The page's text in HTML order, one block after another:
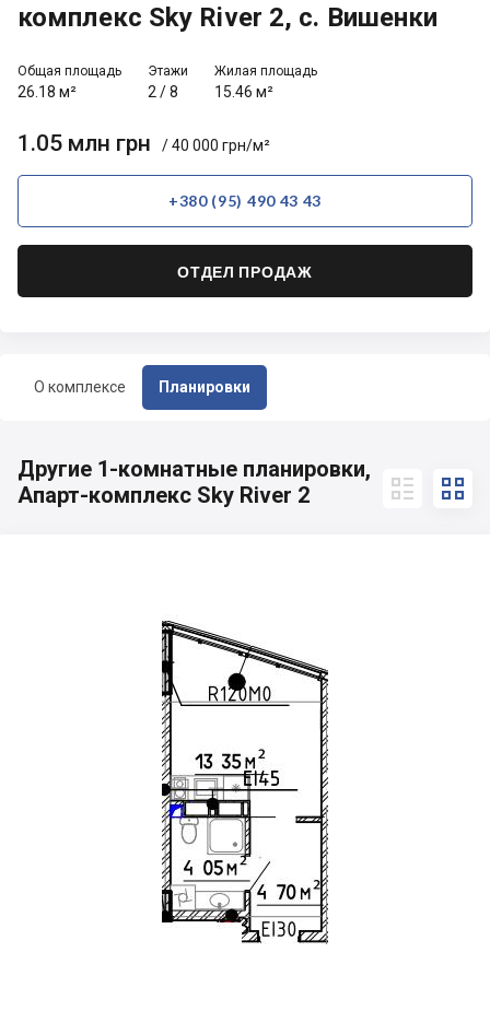
О комплексе Планировки
комплекс Sky River 2, с. Вишенки
Общая площадь
26.18 м²
Этажи
2 /8
Жилая площадь
15.46 м²
1.05 млн грн / 40 000 грн/м²
+380 (95) 490 43 43
ОТДЕЛ ПРОДАЖ
Другие 1-комнатные планировки,
Апарт-комплекс Sky River 2
 